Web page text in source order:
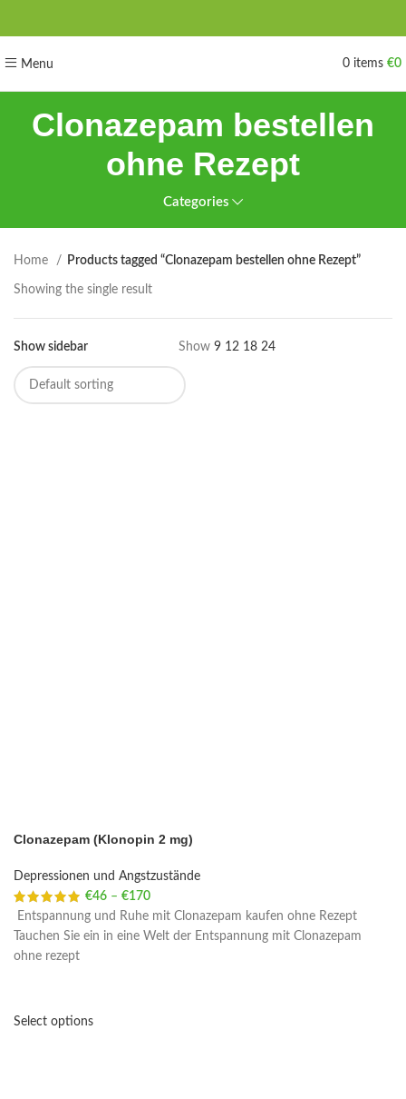
Menu 0 items €0
Clonazepam bestellen
ohne Rezept
Categories
Home Products tagged “Clonazepam bestellen ohne Rezept”
Showing the single result
Show sidebar Show 9 12 18 24
Clonazepam (Klonopin 2 mg)
Depressionen und Angstzustände
€46 – €170
Entspannung und Ruhe mit Clonazepam kaufen ohne Rezept
Tauchen Sie ein in eine Welt der Entspannung mit Clonazepam
ohne rezept
Select options